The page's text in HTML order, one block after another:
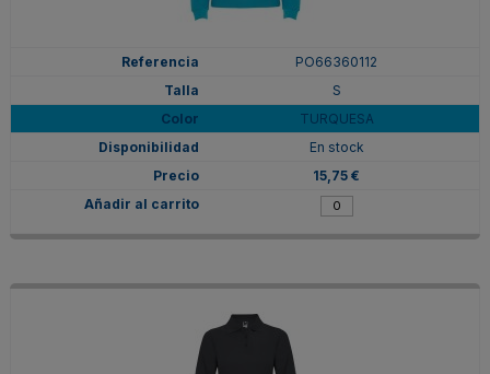
PO66360112
S
TURQUESA
En stock
15,75 €